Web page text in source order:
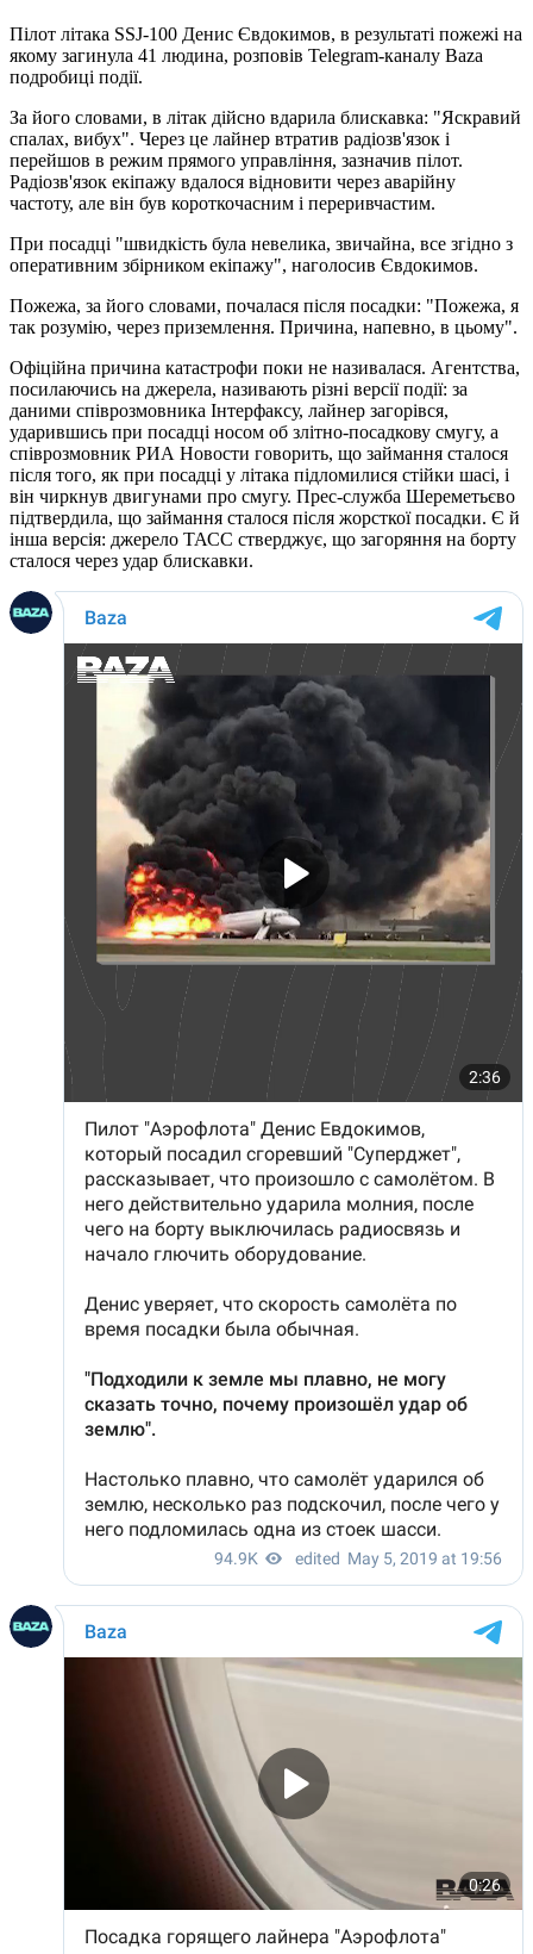
Пілот літака SSJ-100 Денис Євдокимов, в результаті пожежі на
якому загинула 41 людина, розповів Telegram-каналу Baza
подробиці події.
За його словами, в літак дійсно вдарила блискавка: "Яскравий
спалах, вибух". Через це лайнер втратив радіозв'язок і
перейшов в режим прямого управління, зазначив пілот.
Радіозв'язок екіпажу вдалося відновити через аварійну
частоту, але він був короткочасним і переривчастим.
При посадці "швидкість була невелика, звичайна, все згідно з
оперативним збірником екіпажу", наголосив Євдокимов.
Пожежа, за його словами, почалася після посадки: "Пожежа, я
так розумію, через приземлення. Причина, напевно, в цьому".
Офіційна причина катастрофи поки не називалася. Агентства,
посилаючись на джерела, називають різні версії події: за
даними співрозмовника Інтерфаксу, лайнер загорівся,
ударившись при посадці носом об злітно-посадкову смугу, а
співрозмовник РИА Новости говорить, що займання сталося
після того, як при посадці у літака підломилися стійки шасі, і
він чиркнув двигунами про смугу. Прес-служба Шереметьєво
підтвердила, що займання сталося після жорсткої посадки. Є й
інша версія: джерело ТАСС стверджує, що загоряння на борту
сталося через удар блискавки.